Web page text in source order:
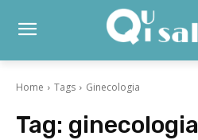
Home Tags Ginecologia
Tag: ginecologia